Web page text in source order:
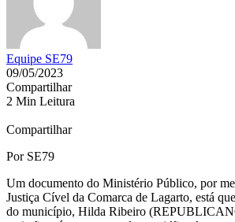
Equipe SE79
09/05/2023
Compartilhar
2 Min Leitura
Compartilhar
Por SE79
Um documento do Ministério Público, por
Justiça Cível da Comarca de Lagarto, está
do município, Hilda Ribeiro